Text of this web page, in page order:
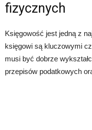
fizycznych
Księgowość jest jedną z
księgowi są kluczowymi
musi być dobrze
przepisów podatkowych